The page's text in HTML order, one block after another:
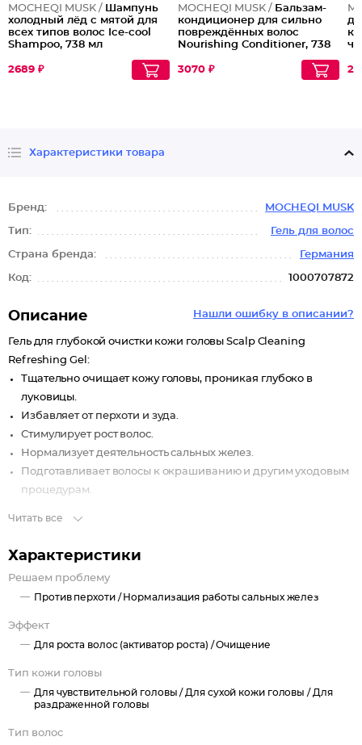
MOCHEQI MUSK / Шампунь
холодный лёд с мятой для
всех типов волос Ice-cool
Shampoo, 738 мл
2689 ₽
MOCHEQI MUSK / Бальзам-
кондиционер для сильно
повреждённых волос
Nourishing Conditioner, 738
3070 ₽
Характеристики товара
Бренд: MOCHEQI MUSK
Тип: Гель для волос
Страна бренда: Германия
Код: 1000707872
Нашли ошибку в описании?
Описание
Гель для глубокой очистки кожи головы Scalp Cleaning
Refreshing Gel:
Тщательно очищает кожу головы, проникая глубоко в
луковицы.
Избавляет от перхоти и зуда.
Стимулирует рост волос.
Нормализует деятельность сальных желез.
Подготавливает волосы к окрашиванию и другим уходовым
процедурам.
Читать все
Характеристики
Решаем проблему
Против перхоти / Нормализация работы сальных желез
Эффект
Для роста волос (активатор роста) /Очищение
Тип кожи головы
Для чувствительной головы / Для сухой кожи головы / Для
раздраженной головы
Тип волос